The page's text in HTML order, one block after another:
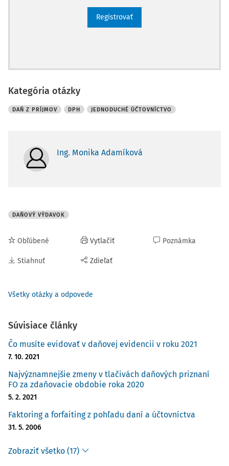
Registrovať
Kategória otázky
DAŇ Z PRÍJMOV DPH JEDNODUCHÉ ÚČTOVNÍCTVO
Ing. Monika Adamíková
DAŇOVÝ VÝDAVOK
Obľúbené
Stiahnuť
Vytlačiť
Zdieľať
Poznámka
Všetky otázky a odpovede
Súvisiace články
Čo musíte evidovať v daňovej evidencii v roku 2021
7. 10. 2021
Najvýznamnejšie zmeny v tlačivách daňových priznaní
FO za zdaňovacie obdobie roka 2020
5. 2. 2021
Faktoring a forfaiting z pohľadu daní a účtovníctva
31. 5. 2006
Zobraziť všetko (17)